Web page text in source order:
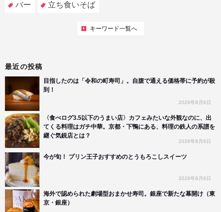
バー 立ち食いそば
キーワード一覧へ
最近の投稿
目指したのは「令和の町寿司」。自腹で通える価格帯に予約が殺
到！
2026年8月6日
〈食べログ3.5以下のうまい店〉カフェみたいな外観なのに、出
てくる料理はガチ中華。京都・下鴨にある、料理の鉄人の系譜を
継ぐ気鋭店とは？
2026年8月6日
今が旬！ プリン王子おすすめのとうもろこしスイーツ
2026年8月6日
海外で認められた劇場型おまかせ寿司。銀座で新たな幕開け（東
京・銀座）